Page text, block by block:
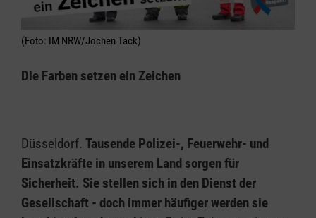
(Foto: IM NRW/Jochen Tack)
Die Farben setzen ein Zeichen
Düsseldorf. Tausende Polizei-, Feuerwehr- und
Einsatzkräfte in unserem Land sorgen für
Sicherheit. Sie stellen sich in den Dienst der
Gesellschaft - doch immer häufiger werden sie